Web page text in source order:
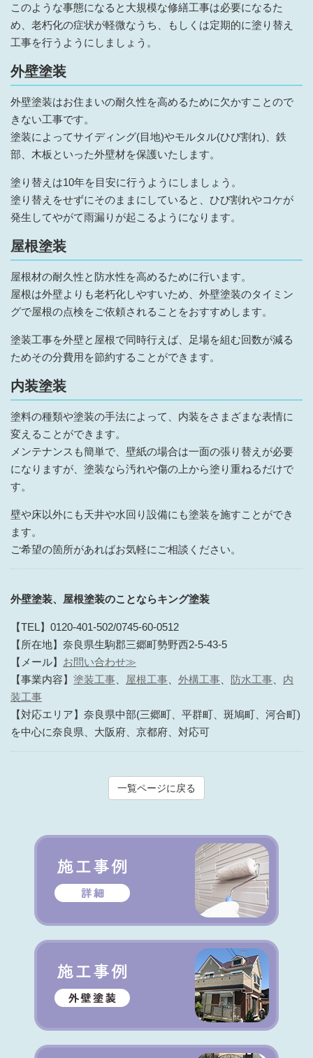
このような事態になると大規模な修繕工事は必要になるた
め、老朽化の症状が軽微なうち、もしくは定期的に塗り替え
工事を行うようにしましょう。
外壁塗装
外壁塗装はお住まいの耐久性を高めるために欠かすことので
きない工事です。
塗装によってサイディング(目地)やモルタル(ひび割れ)、鉄
部、木板といった外壁材を保護いたします。
塗り替えは10年を目安に行うようにしましょう。
塗り替えをせずにそのままにしていると、ひび割れやコケが
発生してやがて雨漏りが起こるようになります。
屋根塗装
屋根材の耐久性と防水性を高めるために行います。
屋根は外壁よりも老朽化しやすいため、外壁塗装のタイミン
グで屋根の点検をご依頼されることをおすすめします。
塗装工事を外壁と屋根で同時行えば、足場を組む回数が減る
ためその分費用を節約することができます。
内装塗装
塗料の種類や塗装の手法によって、内装をさまざまな表情に
変えることができます。
メンテナンスも簡単で、壁紙の場合は一面の張り替えが必要
になりますが、塗装なら汚れや傷の上から塗り重ねるだけで
す。
壁や床以外にも天井や水回り設備にも塗装を施すことができ
ます。
ご希望の箇所があればお気軽にご相談ください。
外壁塗装、屋根塗装のことならキング塗装
【TEL】0120-401-502/0745-60-0512
【所在地】奈良県生駒郡三郷町勢野西2-5-43-5
【メール】 お問い合わせ≫
【事業内容】 塗装工事 屋根工事 外構工事 防水工事
内
装工事
【対応エリア】奈良県中部(三郷町、平群町、斑鳩町、河合町)
を中心に奈良県、大阪府、京都府、対応可
一覧ページに戻る